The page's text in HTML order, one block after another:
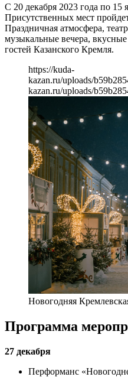
С 20 декабря 2023 года по 15
Присутственных мест
Праздничная атмосфера,
музыкальные вечера,
гостей Казанского Кремля.
https://kuda-
kazan.ru/uploads/
kazan.ru/uploads/
Новогодняя
Программа
27 декабря
Перформанс